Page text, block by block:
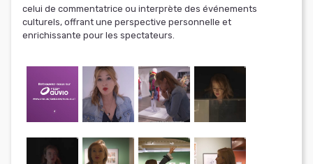
celui de commentatrice ou interprète des événements
culturels, offrant une perspective personnelle et
enrichissante pour les spectateurs.